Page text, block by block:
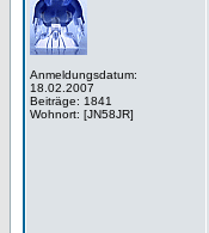
Anmeldungsdatum:
18.02.2007
Beiträge: 1841
Wohnort: [JN58JR]